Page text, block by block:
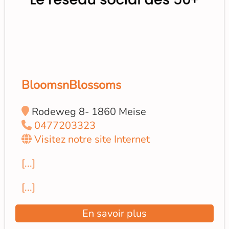
BloomsnBlossoms
Rodeweg 8- 1860 Meise
0477203323
Visitez notre site Internet
[...]
[...]
En savoir plus